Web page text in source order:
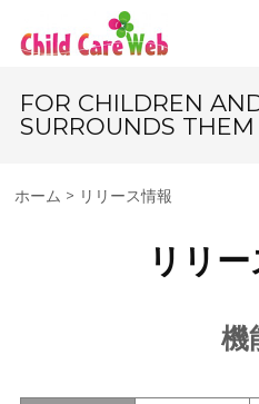
FOR CHILDREN
SURROUNDS THEM
ホーム > リリース情報
リリ
機